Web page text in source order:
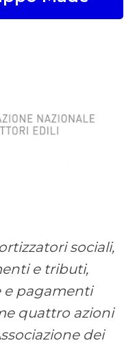
sociali,
e tributi,
e pagamenti
quattro azioni
dei